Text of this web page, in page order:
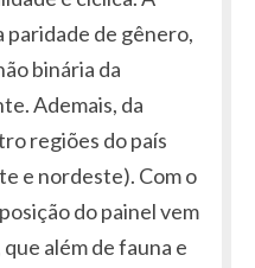
paridade de gênero,
binária da
Ademais, da
regiões do país
e nordeste). Com o
do painel vem
além de fauna e